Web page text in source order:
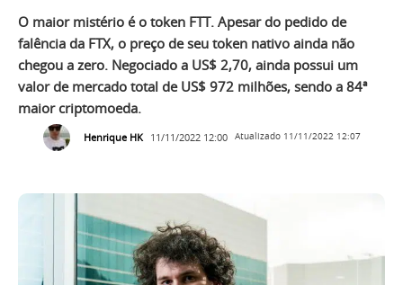
O maior mistério é o token FTT. Apesar do pedido de
falência da FTX, o preço de seu token nativo ainda não
chegou a zero. Negociado a US$ 2,70, ainda possui um
valor de mercado total de US$ 972 milhões, sendo a 84ª
maior criptomoeda.
Henrique HK 11/11/2022 12:00 Atualizado 11/11/2022 12:07